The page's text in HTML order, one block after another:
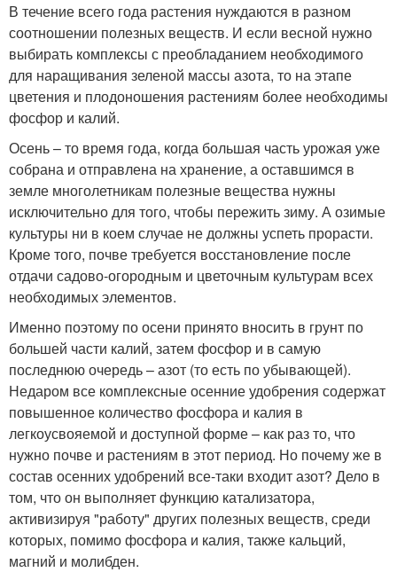
В течение всего года растения нуждаются в разном
соотношении полезных веществ. И если весной нужно
выбирать комплексы с преобладанием необходимого
для наращивания зеленой массы азота, то на этапе
цветения и плодоношения растениям более необходимы
фосфор и калий.
Осень – то время года, когда большая часть урожая уже
собрана и отправлена на хранение, а оставшимся в
земле многолетникам полезные вещества нужны
исключительно для того, чтобы пережить зиму. А озимые
культуры ни в коем случае не должны успеть прорасти.
Кроме того, почве требуется восстановление после
отдачи садово-огородным и цветочным культурам всех
необходимых элементов.
Именно поэтому по осени принято вносить в грунт по
большей части калий, затем фосфор и в самую
последнюю очередь – азот (то есть по убывающей).
Недаром все комплексные осенние удобрения содержат
повышенное количество фосфора и калия в
легкоусвояемой и доступной форме – как раз то, что
нужно почве и растениям в этот период. Но почему же в
состав осенних удобрений все-таки входит азот? Дело в
том, что он выполняет функцию катализатора,
активизируя "работу" других полезных веществ, среди
которых, помимо фосфора и калия, также кальций,
магний и молибден.